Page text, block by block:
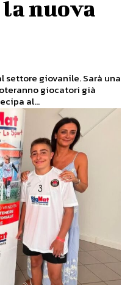
nuova
giovanile. Sarà una
giocatori già
al...